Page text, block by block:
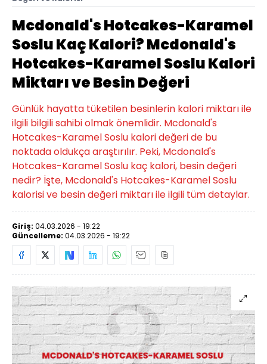
Mcdonald's Hotcakes-Karamel
Soslu Kaç Kalori? Mcdonald's
Hotcakes-Karamel Soslu Kalori
Miktarı ve Besin Değeri
Günlük hayatta tüketilen besinlerin kalori miktarı ile
ilgili bilgili sahibi olmak önemlidir. Mcdonald's
Hotcakes-Karamel Soslu kalori değeri de bu
noktada oldukça araştırılır. Peki, Mcdonald's
Hotcakes-Karamel Soslu kaç kalori, besin değeri
nedir? İşte, Mcdonald's Hotcakes-Karamel Soslu
kalorisi ve besin değeri miktarı ile ilgili tüm detaylar.
Giriş: 04.03.2026 - 19:22
Güncelleme: 04.03.2026 - 19:22